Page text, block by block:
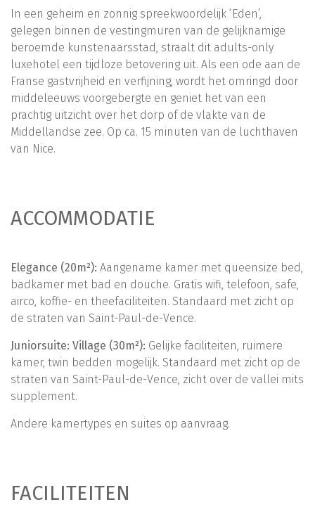
In een geheim en zonnig spreekwoordelijk ‘Eden’,
gelegen binnen de vestingmuren van de gelijknamige
beroemde kunstenaarsstad, straalt dit adults-only
luxehotel een tijdloze betovering uit. Als een ode aan de
Franse gastvrijheid en verfijning, wordt het omringd door
middeleeuws voorgebergte en geniet het van een
prachtig uitzicht over het dorp of de vlakte van de
Middellandse zee. Op ca. 15 minuten van de luchthaven
van Nice.
ACCOMMODATIE
Elegance (20m²): Aangename kamer met queensize bed,
badkamer met bad en douche. Gratis wifi, telefoon, safe,
airco, koffie- en theefaciliteiten. Standaard met zicht op
de straten van Saint-Paul-de-Vence.
Juniorsuite: Village (30m²): Gelijke faciliteiten, ruimere
kamer, twin bedden mogelijk. Standaard met zicht op de
straten van Saint-Paul-de-Vence, zicht over de vallei mits
supplement.
Andere kamertypes en suites op aanvraag.
FACILITEITEN